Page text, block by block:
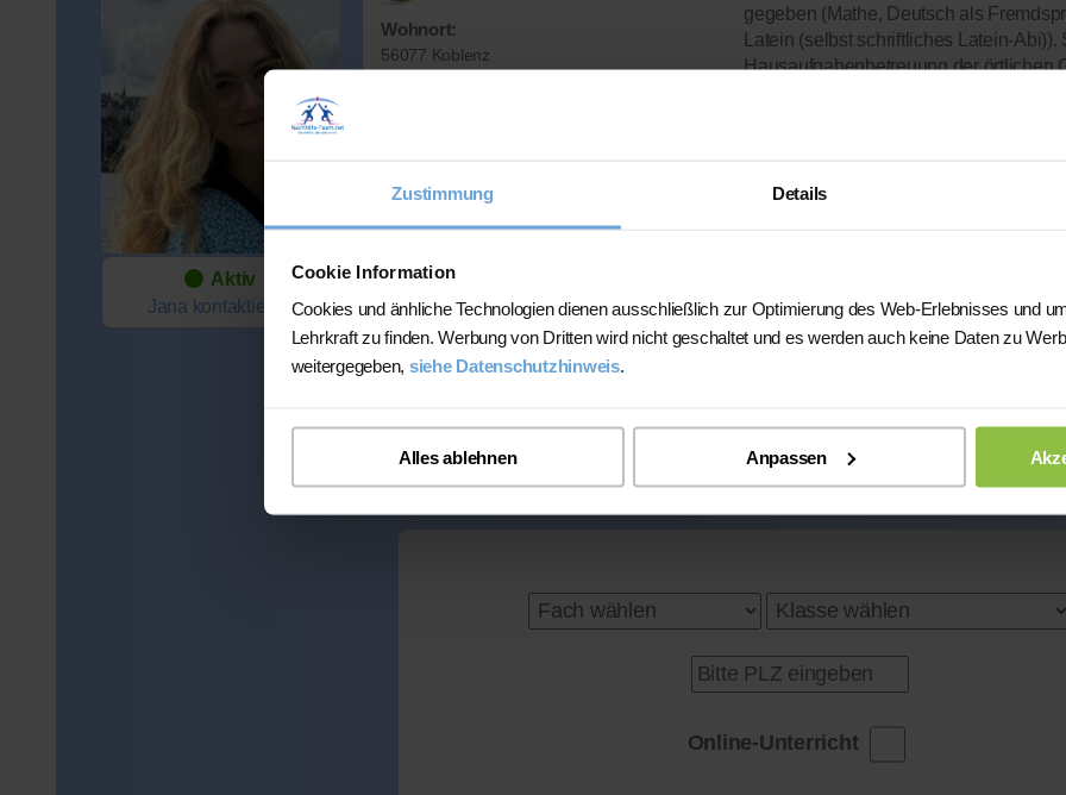
Zustimmung Details
Cookie Information
Cookies und änhliche Technologien dienen ausschließlich zur Optimierung des Web-Erlebnisses und
Lehrkraft zu finden. Werbung von Dritten wird nicht geschaltet und es werden auch keine Daten zu
weitergegeben, siehe Datenschutzhinweis.
Alles ablehnen Anpassen
Aktiv
Jana kontaktieren
gegeben (Mathe, Deutsch als
Latein (selbst schriftliches Latein-
Hausaufgabenbetreuung der örtlichen
BSc. Geographie mit NF
Haterfolgreich 397 Stundenüber
Feedbackvon bisherigen
Wohnort:
56077 Koblenz
16.30Uhr
Fächer:
Mathematik (bis 13. Kl.)
Deutsch (bis 13. Kl.)
Englisch (bis 13. Kl.)
Sprachunterricht Deutsch
Preis:
Online-Unterricht